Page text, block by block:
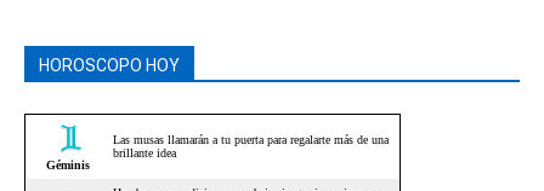
HOROSCOPO HOY